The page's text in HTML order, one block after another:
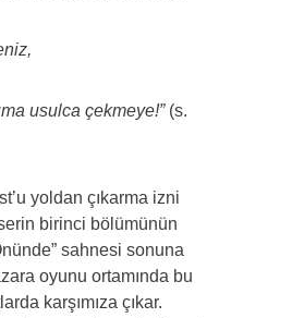
usulca çekmeye!” (s.
yoldan çıkarma izni
birinci bölümünün
sahnesi sonuna
oyunu ortamında bu
karşımıza çıkar.